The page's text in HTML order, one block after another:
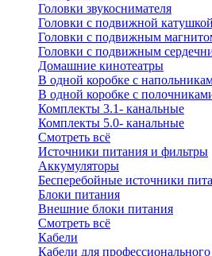
Головки звукоснимателя
Головки с подвижной
Головки с подвижным
Головки с подвижным
Домашние кинотеатры
В одной коробке с
В одной коробке с
Комплекты 3.1- канальные
Комплекты 5.0- канальные
Смотреть всё
Источники питания и фильтры
Аккумуляторы
Бесперебойные источники
Блоки питания
Внешние блоки питания
Смотреть всё
Кабели
Кабели для